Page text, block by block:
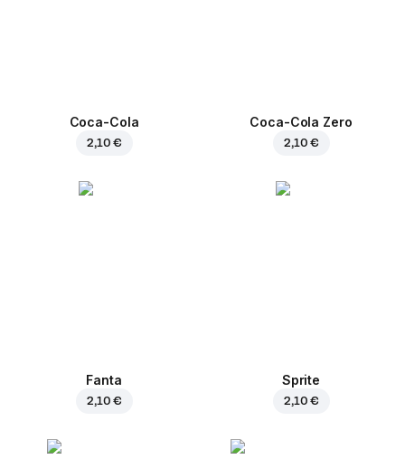
Coca-Cola
2,10 €
Coca-Cola Zero
2,10 €
Fanta
2,10 €
Sprite
2,10 €